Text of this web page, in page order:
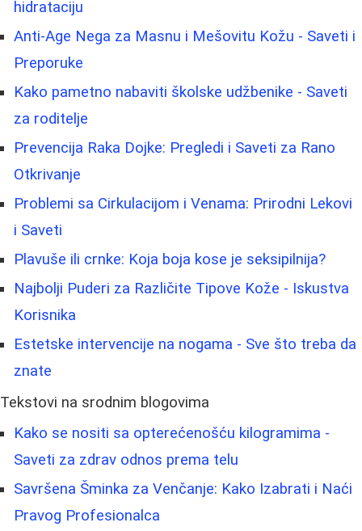
hidrataciju
Anti-Age Nega za Masnu i Mešovitu Kožu - Saveti i
Preporuke
Kako pametno nabaviti školske udžbenike - Saveti
za roditelje
Prevencija Raka Dojke: Pregledi i Saveti za Rano
Otkrivanje
Problemi sa Cirkulacijom i Venama: Prirodni Lekovi
i Saveti
Plavuše ili crnke: Koja boja kose je seksipilnija?
Najbolji Puderi za Različite Tipove Kože - Iskustva
Korisnika
Estetske intervencije na nogama - Sve što treba da
znate
Tekstovi na srodnim blogovima
Kako se nositi sa opterećenošću kilogramima -
Saveti za zdrav odnos prema telu
Savršena Šminka za Venčanje: Kako Izabrati i Naći
Pravog Profesionalca